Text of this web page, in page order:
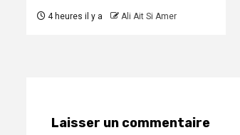
4 heures il y a Ali Ait Si Amer
Laisser un commentaire